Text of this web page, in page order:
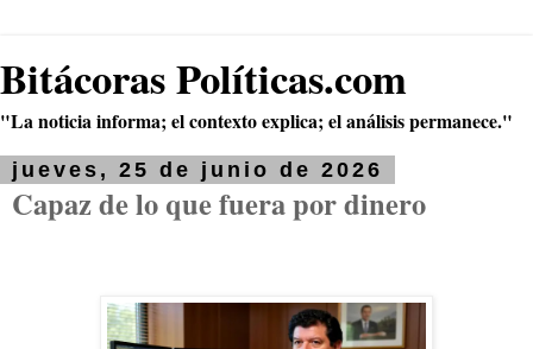
Bitácoras Políticas.com
"La noticia informa; el contexto explica; el análisis permanece."
jueves, 25 de junio de 2026
Capaz de lo que fuera por dinero